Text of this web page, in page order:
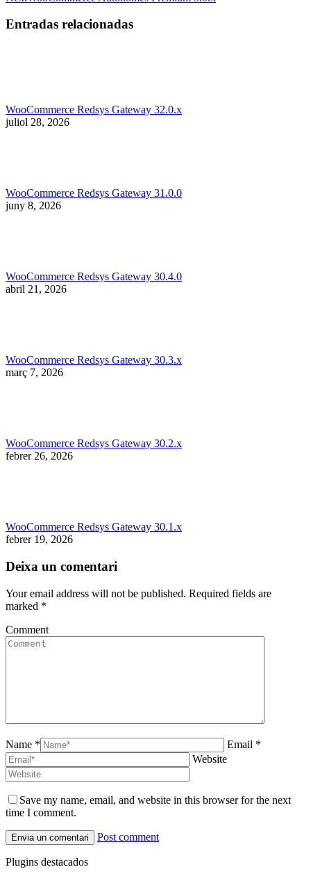
Entradas relacionadas
WooCommerce Redsys Gateway 32.0.x
juliol 28, 2026
WooCommerce Redsys Gateway 31.0.0
juny 8, 2026
WooCommerce Redsys Gateway 30.4.0
abril 21, 2026
WooCommerce Redsys Gateway 30.3.x
març 7, 2026
WooCommerce Redsys Gateway 30.2.x
febrer 26, 2026
WooCommerce Redsys Gateway 30.1.x
febrer 19, 2026
Deixa un comentari
Your email address will not be published. Required fields are
marked *
Comment
Name *
Email *
Website
Save my name, email, and website in this browser for the next
time I comment.
Post comment
Plugins destacados